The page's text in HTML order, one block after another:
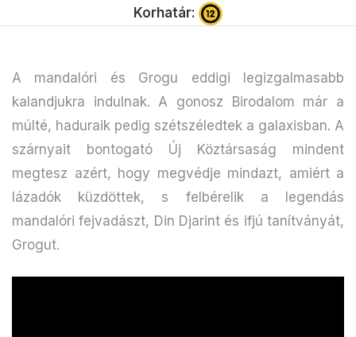
Korhatár:
A mandalóri és Grogu eddigi legizgalmasabb
kalandjukra indulnak. A gonosz Birodalom már a
múlté, haduraik pedig szétszéledtek a galaxisban. A
szárnyait bontogató Új Köztársaság mindent
megtesz azért, hogy megvédje mindazt, amiért a
lázadók küzdöttek, s felbérelik a legendás
mandalóri fejvadászt, Din Djarint és ifjú tanítványát,
Grogut.